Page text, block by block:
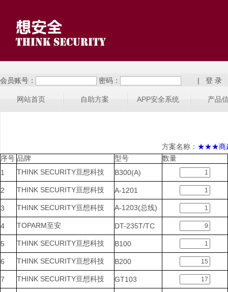
会员账号： 密码： |
网站首页 自助方案 APP安全系统 产品
方案名称： ★★★商
序号 品牌 型号
数量
1
THINK SECURITY亘想科技 B300(A)
2 THINK SECURITY亘想科技 A-1201
3 THINK SECURITY亘想科技 A-1203(总线)
4 TOPARM至安 DT-235T/TC
5 THINK SECURITY亘想科技 B100
6 THINK SECURITY亘想科技 B200
7 THINK SECURITY亘想科技 GT103